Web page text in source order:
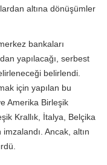
altına dönüşümler
bankaları
yapılacağı, serbest
belirlendi.
için yapılan bu
Amerika Birleşik
Krallık, İtalya, Belçika
Ancak, altın